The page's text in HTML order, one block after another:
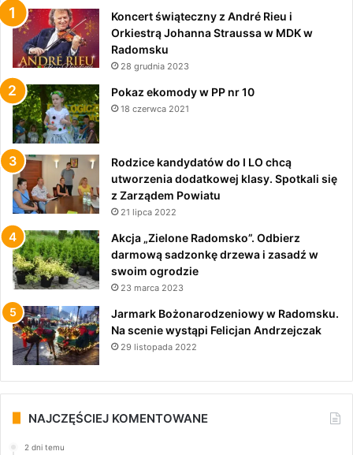
Koncert świąteczny z André Rieu i
Orkiestrą Johanna Straussa w MDK w
Radomsku
28 grudnia 2023
Pokaz ekomody w PP nr 10
18 czerwca 2021
Rodzice kandydatów do I LO chcą
utworzenia dodatkowej klasy. Spotkali się
z Zarządem Powiatu
21 lipca 2022
Akcja „Zielone Radomsko”. Odbierz
darmową sadzonkę drzewa i zasadź w
swoim ogrodzie
23 marca 2023
Jarmark Bożonarodzeniowy w Radomsku.
Na scenie wystąpi Felicjan Andrzejczak
29 listopada 2022
NAJCZĘŚCIEJ KOMENTOWANE
2 dni temu